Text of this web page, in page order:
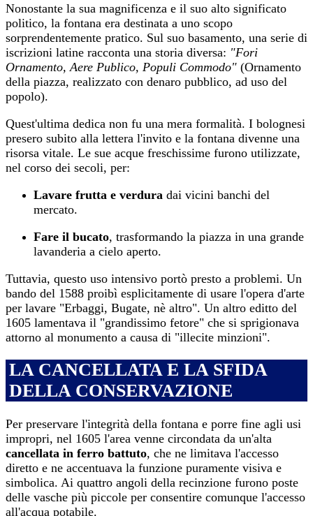
Nonostante la sua magnificenza e il suo alto significato
politico, la fontana era destinata a uno scopo
sorprendentemente pratico. Sul suo basamento, una serie di
iscrizioni latine racconta una storia diversa: "Fori
Ornamento, Aere Publico, Populi Commodo" (Ornamento
della piazza, realizzato con denaro pubblico, ad uso del
popolo).
Quest'ultima dedica non fu una mera formalità. I bolognesi
presero subito alla lettera l'invito e la fontana divenne una
risorsa vitale. Le sue acque freschissime furono utilizzate,
nel corso dei secoli, per:
Lavare frutta e verdura dai vicini banchi del
mercato.
Fare il bucato, trasformando la piazza in una grande
lavanderia a cielo aperto.
Tuttavia, questo uso intensivo portò presto a problemi. Un
bando del 1588 proibì esplicitamente di usare l'opera d'arte
per lavare "Erbaggi, Bugate, nè altro". Un altro editto del
1605 lamentava il "grandissimo fetore" che si sprigionava
attorno al monumento a causa di "illecite minzioni".
LA CANCELLATA E LA SFIDA
DELLA CONSERVAZIONE
Per preservare l'integrità della fontana e porre fine agli usi
impropri, nel 1605 l'area venne circondata da un'alta
cancellata in ferro battuto, che ne limitava l'accesso
diretto e ne accentuava la funzione puramente visiva e
simbolica. Ai quattro angoli della recinzione furono poste
delle vasche più piccole per consentire comunque l'accesso
all'acqua potabile.